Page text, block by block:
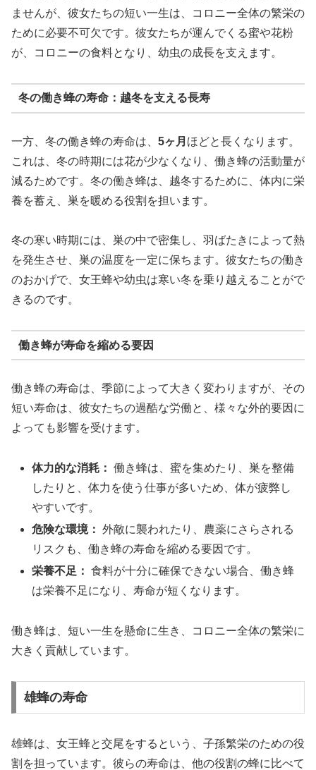
ませんが、彼女たちの短い一生は、コロニー全体の繁栄の
ために必要不可欠です。彼女たちが運んでくる蜜や花粉
が、コロニーの食料となり、幼虫の成長を支えます。
冬の働き蜂の寿命：越冬を支える長寿
一方、冬の働き蜂の寿命は、 5ヶ月 ほどと長くなります。
これは、冬の時期には花が少なくなり、働き蜂の活動量が
減るためです。冬の働き蜂は、越冬するために、体内に栄
養を蓄え、巣を暖める役割を担います。
冬の寒い時期には、巣の中で密集し、羽ばたきによって熱
を発生させ、巣の温度を一定に保ちます。彼女たちの働き
のおかげで、女王蜂や幼虫は寒い冬を乗り越えることがで
きるのです。
働き蜂が寿命を縮める要因
働き蜂の寿命は、季節によって大きく変わりますが、その
短い寿命は、彼女たちの過酷な労働と、様々な外的要因に
よっても影響を受けます。
体力的な消耗： 働き蜂は、蜜を集めたり、巣を整備
したりと、体力を使う仕事が多いため、体が疲弊し
やすいです。
危険な環境： 外敵に襲われたり、農薬にさらされる
リスクも、働き蜂の寿命を縮める要因です。
栄養不足： 食料が十分に確保できない場合、働き蜂
は栄養不足になり、寿命が短くなります。
働き蜂は、短い一生を懸命に生き、コロニー全体の繁栄に
大きく貢献しています。
雄蜂の寿命
雄蜂は、女王蜂と交尾をするという、子孫繁栄のための役
割を担っています。彼らの寿命は、他の役割の蜂に比べて